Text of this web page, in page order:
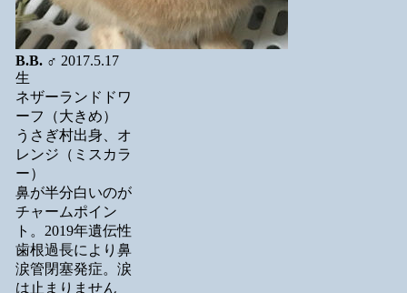
B.B.♂ 2017.5.17
生
ネザーランドドワ
ーフ（大きめ）
うさぎ村出身、オ
レンジ（ミスカラ
ー）
鼻が半分白いのが
チャームポイン
ト。2019年遺伝性
歯根過長により鼻
涙管閉塞発症。涙
は止まりません